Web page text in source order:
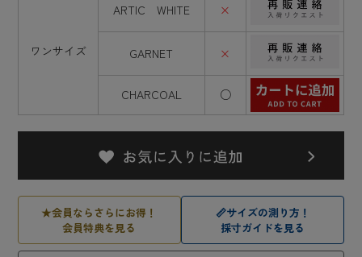
ワンサイズ
ARTIC WHITE ×
GARNET ×
CHARCOAL ○
★会員ならさらにお得！
会員特典を見る
📏サイズの測り方！
採寸ガイドを見る